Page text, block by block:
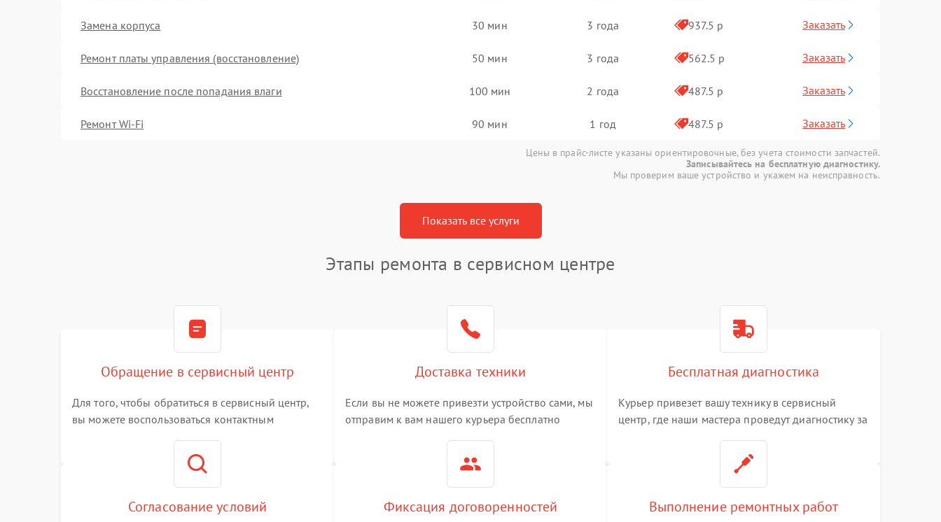
Замена корпуса 30 мин 3 года 937.5 р Заказать
Ремонт платы управления (восстановление) 50 мин 3 года 562.5 р Заказать
Восстановление после попадания влаги 100 мин 2 года 487.5 р Заказать
Ремонт Wi-Fi 90 мин 1 год 487.5 р Заказать
Цены в прайс-листе указаны ориентировочные, без учета стоимости запчастей.
Записывайтесь на бесплатную диагностику.
Мы проверим ваше устройство и укажем на неисправность.
Показать все услуги
Этапы ремонта в сервисном центре
Обращение в сервисный центр
Для того, чтобы обратиться в сервисный центр,
вы можете воспользоваться контактным
номер телефона на сайте
Доставка техники
Если вы не можете привезти устройство сами, мы
отправим к вам нашего курьера бесплатно
Бесплатная диагностика
Курьер привезет вашу технику в сервисный
центр, где наши мастера проведут диагностику за
Согласование условий Фиксация договоренностей Выполнение ремонтных работ